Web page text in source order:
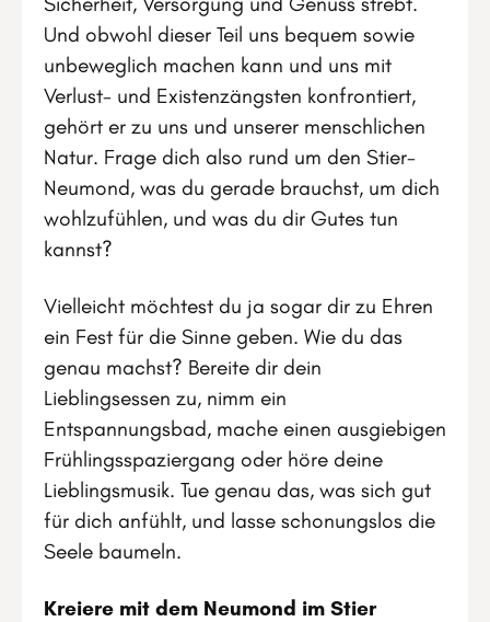
Und obwohl dieser Teil uns bequem sowie
unbeweglich machen kann und uns mit
Verlust- und Existenzängsten konfrontiert,
gehört er zu uns und unserer menschlichen
Natur. Frage dich also rund um den Stier-
Neumond, was du gerade brauchst, um dich
wohlzufühlen, und was du dir Gutes tun
kannst?
Vielleicht möchtest du ja sogar dir zu Ehren
ein Fest für die Sinne geben. Wie du das
genau machst? Bereite dir dein
Lieblingsessen zu, nimm ein
Entspannungsbad, mache einen ausgiebigen
Frühlingsspaziergang oder höre deine
Lieblingsmusik. Tue genau das, was sich gut
für dich anfühlt, und lasse schonungslos die
Seele baumeln.
Kreiere mit dem Neumond im Stier